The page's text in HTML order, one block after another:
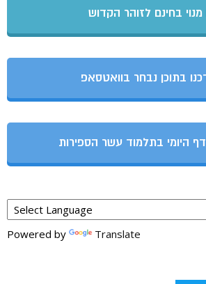
בחינם לזוהר הקדוש
בתוכן נבחר בוואטסאפ
היומי בתלמוד עשר הספירות
Powered by Translate